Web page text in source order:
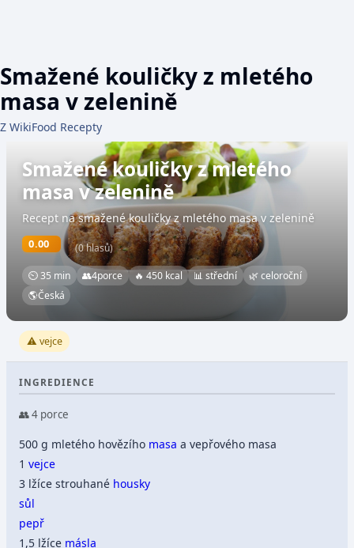
Smažené kouličky z mletého
masa v zelenině
Z WikiFood Recepty
Smažené kouličky z mletého
masa v zelenině
Recept na smažené kouličky z mletého masa v zelenině
0.00 (0 hlasů)
⏲ 35 min 👥4porce 🔥 450 kcal 📊 střední
🌿 celoroční
🌎Česká
⚠️ vejce
INGREDIENCE
👥 4 porce
500 g mletého hovězího masa a vepřového masa
1vejce
3 lžíce strouhané housky
sůl
pepř
1,5 lžíce másla